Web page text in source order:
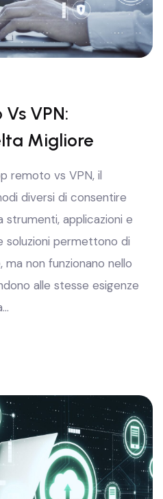
VPN:
Migliore
remoto vs VPN, il
diversi di consentire
strumenti, applicazioni e
soluzioni permettono di
non funzionano nello
alle stesse esigenze